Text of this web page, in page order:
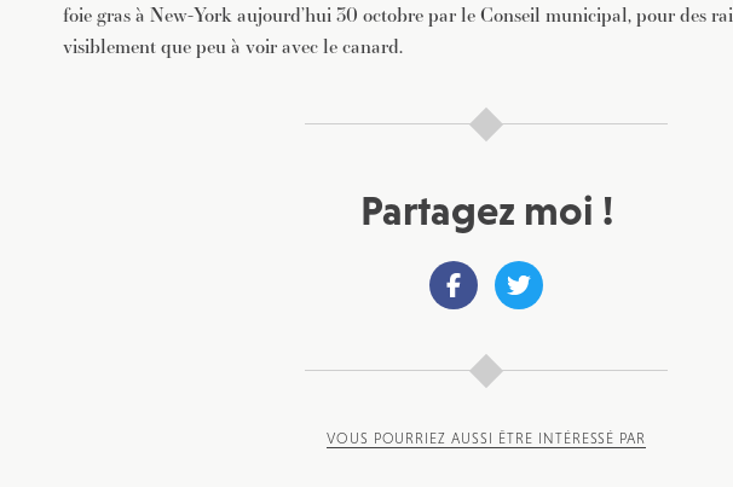
foie gras à New-York aujourd’hui 30 octobre par le Conseil municipal, pour des
visiblement que peu à voir avec le canard.
Partagez moi !
VOUS POURRIEZ AUSSI ÊTRE INTÉRESSÉ PAR